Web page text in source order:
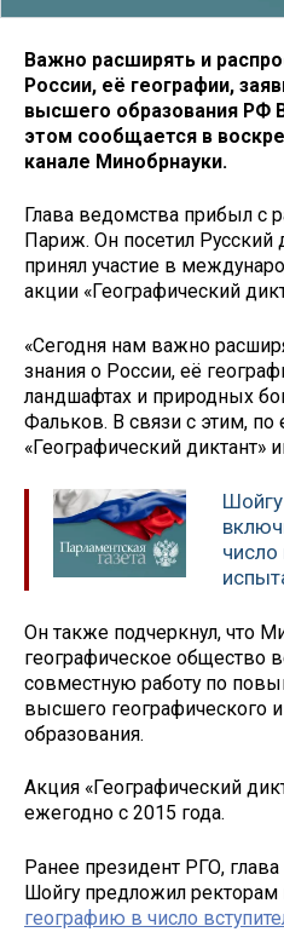
Важно расширять и
России, её географии,
высшего образования РФ
этом сообщается в
канале Минобрнауки.
Глава ведомства прибыл с
Париж. Он посетил Русский
принял участие в
акции «Географический
«Сегодня нам важно
знания о России, её
ландшафтах и природных
Фальков. В связи с этим, по
«Географический диктант»
число
Он также подчеркнул, что
географическое общество
совместную работу по
высшего географического
образования.
Акция «Географический
ежегодно с 2015 года.
Ранее президент РГО,
Шойгу предложил ректорам
географию в число